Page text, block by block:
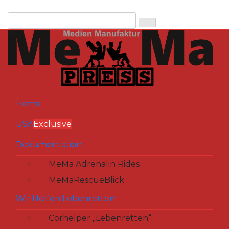
Inhalt
springen
Home
USAExclusive
Dokumentation
MeMa Adrenalin Rides
MeMaRescueBlick
Wir Helfen Lebenretten!
Corhelper „Lebenretten“